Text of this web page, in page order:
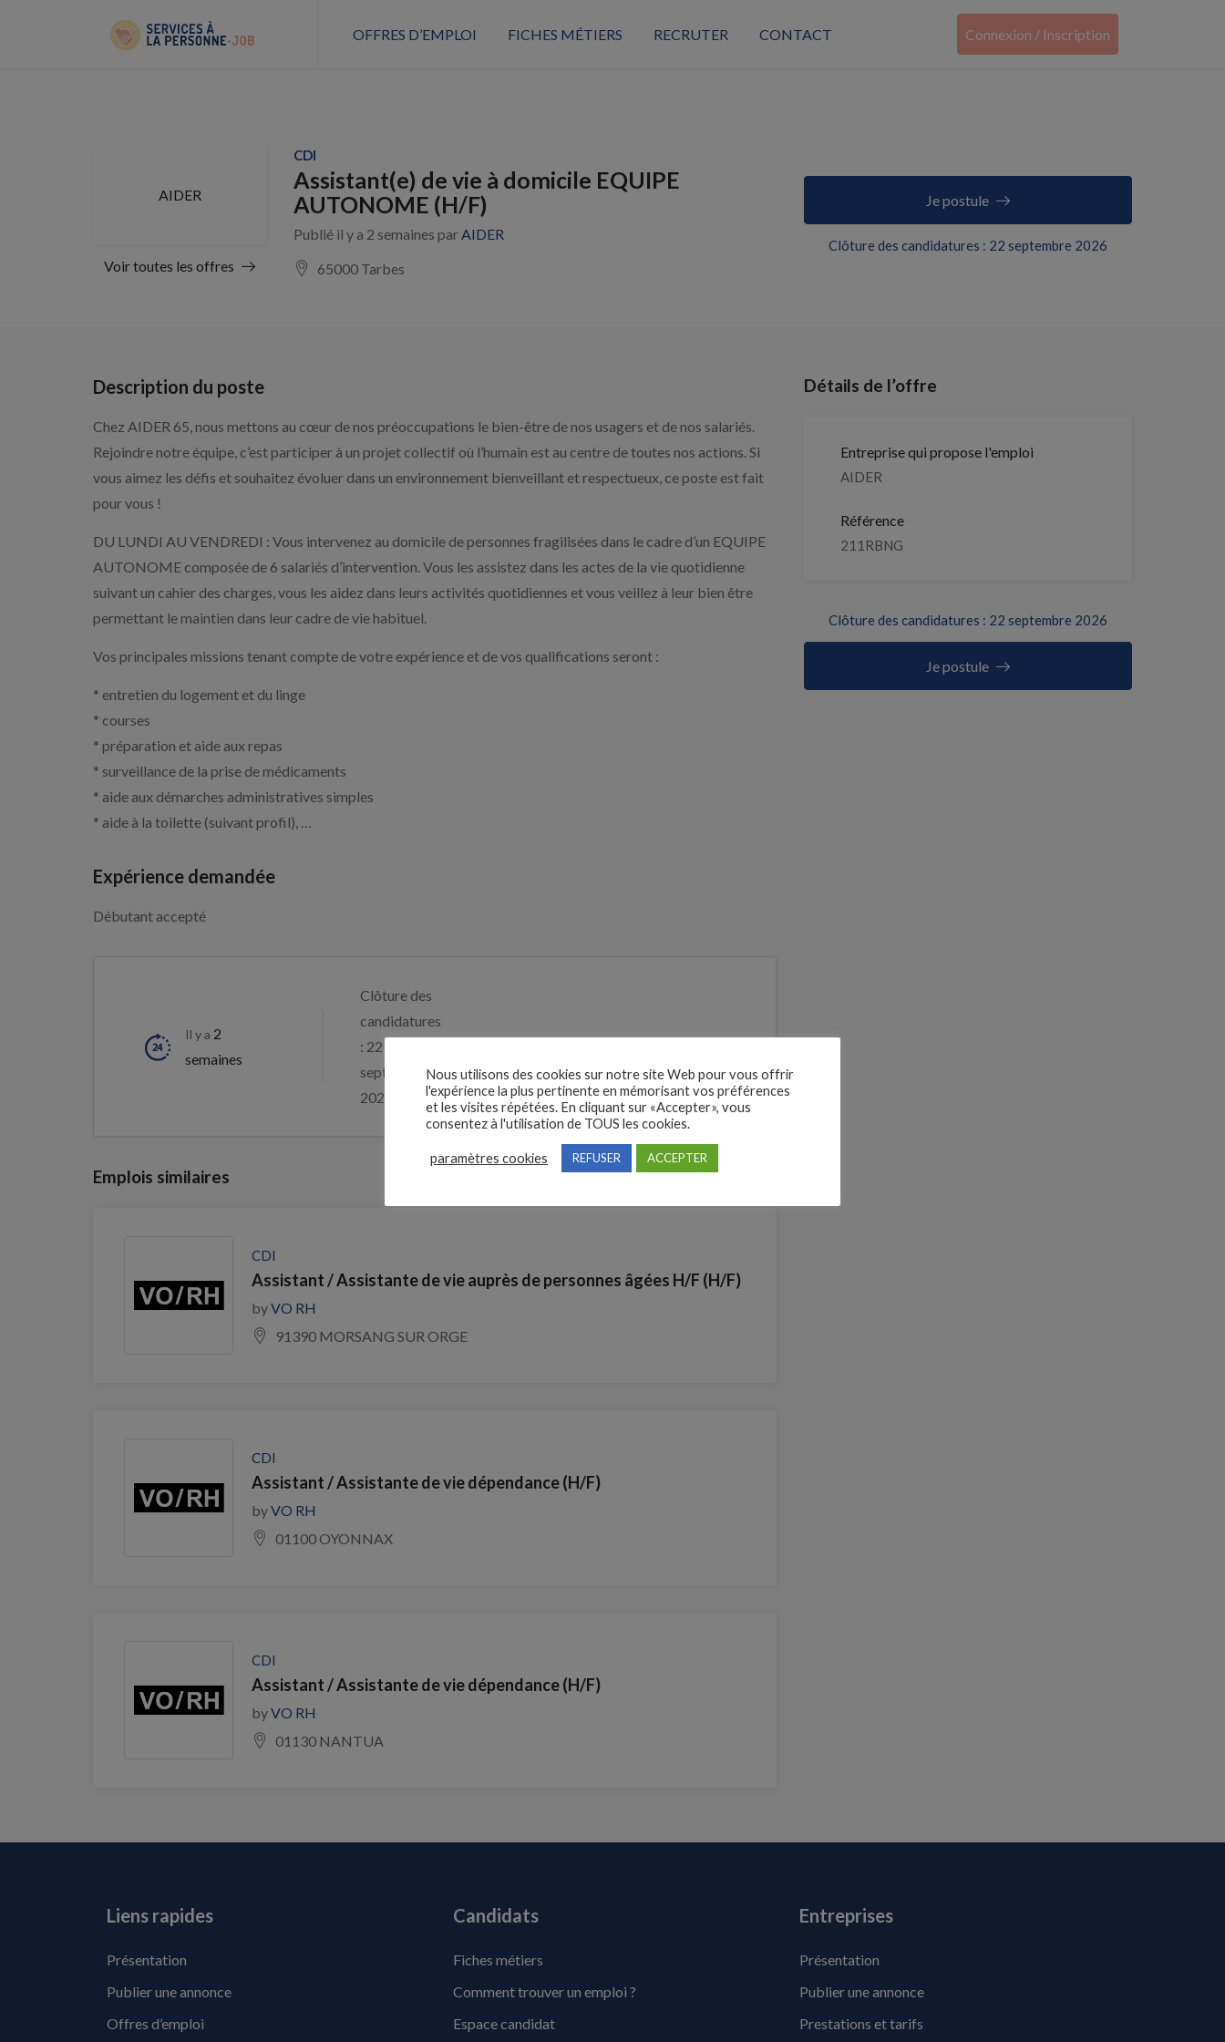
OFFRES D’EMPLOI FICHES MÉTIERS RECRUTER CONTACT Connexion / Inscription
AIDER
Voir toutes les offres
CDI
Assistant(e) de vie à domicile EQUIPE
AUTONOME (H/F)
Publié il y a 2 semaines parAIDER
65000 Tarbes
Clôture des candidatures : 22 septembre 2026
Je postule
Description du poste
Chez AIDER 65, nous mettons au cœur de nos préoccupations le bien-être de nos usagers et de nos salariés.
Rejoindre notre équipe, c’est participer à un projet collectif où l’humain est au centre de toutes nos actions. Si
vous aimez les défis et souhaitez évoluer dans un environnement bienveillant et respectueux, ce poste est fait
pour vous !
DU LUNDI AU VENDREDI : Vous intervenez au domicile de personnes fragilisées dans le cadre d’un EQUIPE
AUTONOME composée de 6 salariés d’intervention. Vous les assistez dans les actes de la vie quotidienne
suivant un cahier des charges, vous les aidez dans leurs activités quotidiennes et vous veillez à leur bien être
permettant le maintien dans leur cadre de vie habituel.
Vos principales missions tenant compte de votre expérience et de vos qualifications seront :
* entretien du logement et du linge
* courses
* préparation et aide aux repas
* surveillance de la prise de médicaments
* aide aux démarches administratives simples
* aide à la toilette (suivant profil), …
Expérience demandée
Débutant accepté
Il y a 2
semaines
Clôture des
candidatures
: 22
septembre
2026
Emplois similaires
CDI
Assistant / Assistante de vie auprès de personnes âgées H/F (H/F)
byVO RH
91390 MORSANG SUR ORGE
CDI
Assistant / Assistante de vie dépendance (H/F)
byVO RH
01100 OYONNAX
CDI
Assistant / Assistante de vie dépendance (H/F)
byVO RH
01130 NANTUA
Détails de l’offre
Entreprise qui propose l'emploi
AIDER
Référence
211RBNG
Clôture des candidatures : 22 septembre 2026
Je postule
Liens rapides
Présentation
Publier une annonce
Offres d’emploi
Candidats
Fiches métiers
Comment trouver un emploi ?
Espace candidat
Entreprises
Présentation
Publier une annonce
Prestations et tarifs
Nous utilisons des cookies sur notre site Web pour vous offrir
l'expérience la plus pertinente en mémorisant vos préférences
et les visites répétées. En cliquant sur «Accepter», vous
consentez à l'utilisation de TOUS les cookies.
paramètres cookies REFUSER ACCEPTER